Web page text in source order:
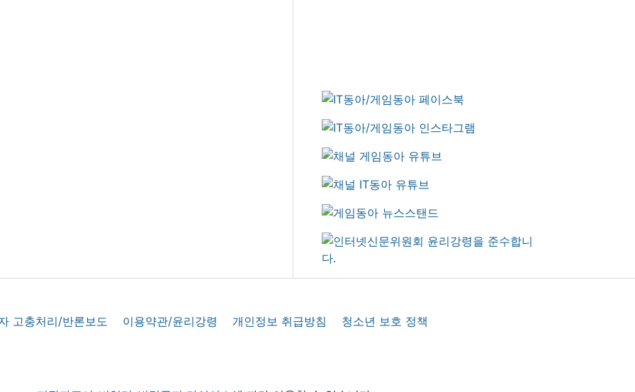
고충처리/반론보도 이용약관/윤리강령 개인정보 취급방침 청소년 보호 정책